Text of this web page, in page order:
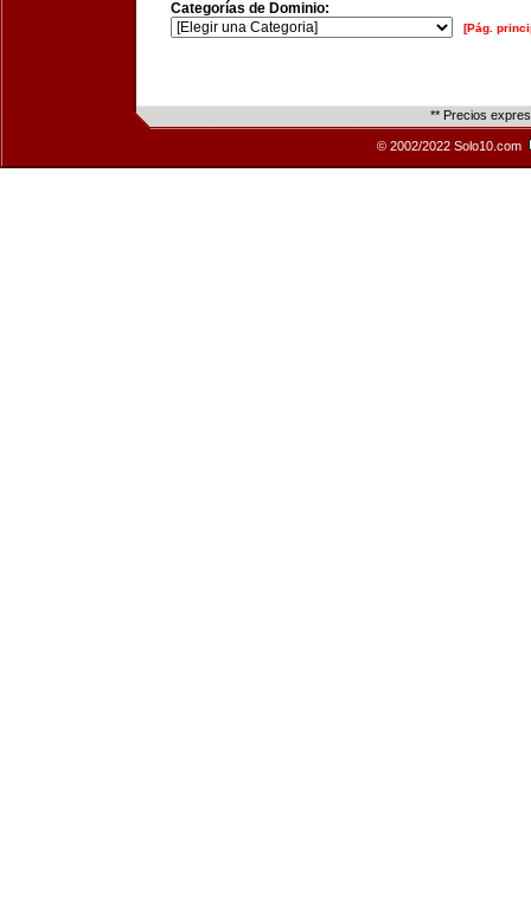
Categorías de Dominio:
[Pág.
** Precios
© 2002/2022 Solo10.com